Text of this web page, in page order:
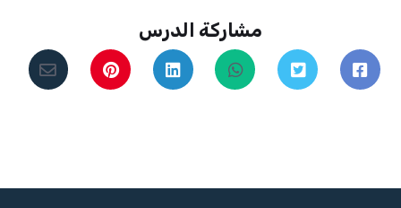
مشاركة الدرس